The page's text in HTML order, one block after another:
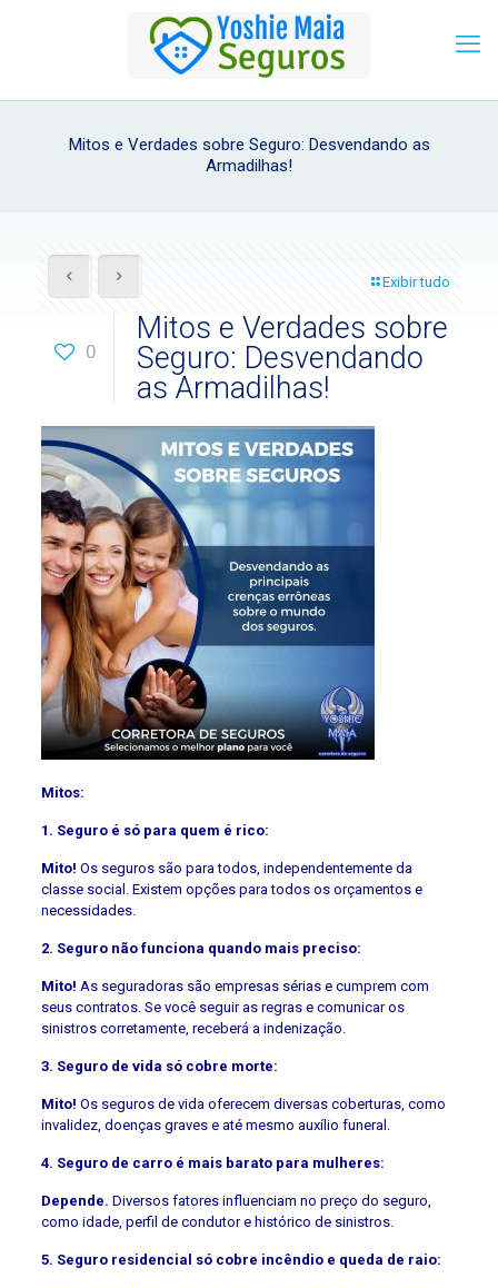
Mitos e Verdades sobre Seguro: Desvendando as
Armadilhas!
Exibir tudo
0
Mitos e Verdades sobre
Seguro: Desvendando
as Armadilhas!
Mitos:
1. Seguro é só para quem é rico:
Mito! Os seguros são para todos, independentemente da
classe social. Existem opções para todos os orçamentos e
necessidades.
2. Seguro não funciona quando mais preciso:
Mito! As seguradoras são empresas sérias e cumprem com
seus contratos. Se você seguir as regras e comunicar os
sinistros corretamente, receberá a indenização.
3. Seguro de vida só cobre morte:
Mito! Os seguros de vida oferecem diversas coberturas, como
invalidez, doenças graves e até mesmo auxílio funeral.
4. Seguro de carro é mais barato para mulheres:
Depende. Diversos fatores influenciam no preço do seguro,
como idade, perfil de condutor e histórico de sinistros.
5. Seguro residencial só cobre incêndio e queda de raio: